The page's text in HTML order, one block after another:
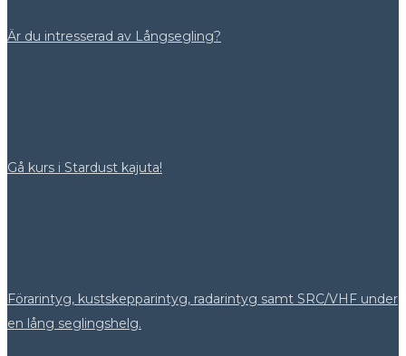
Är du intresserad av Långsegling?
Gå kurs i Stardust kajuta!
Förarintyg, kustskepparintyg, radarintyg samt SRC/VHF under
en lång seglingshelg.